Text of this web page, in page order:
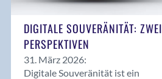
DIGITALE SOUVERÄNITÄT: ZWEI
PERSPEKTIVEN
31. März 2026:
Digitale Souveränität ist ein